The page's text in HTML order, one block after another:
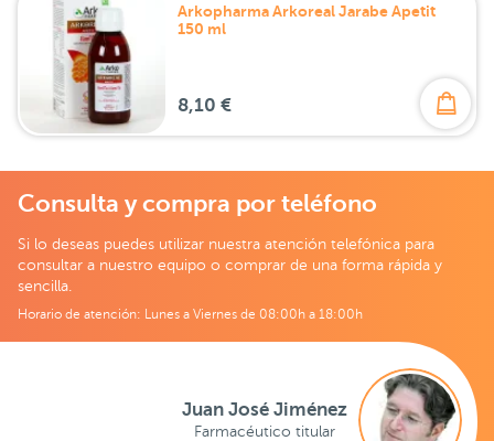
Arkopharma Arkoreal Jarabe Apetit
150 ml
8,10 €
Consulta y compra por teléfono
Si lo deseas puedes utilizar nuestra atención telefónica para
consultar a nuestro equipo o comprar de una forma rápida y
sencilla.
Horario de atención: Lunes a Viernes de 08:00h a 18:00h
Juan José Jiménez
Farmacéutico titular